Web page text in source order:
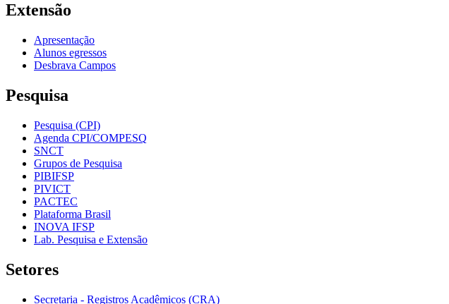
Extensão
Apresentação
Alunos egressos
Desbrava Campos
Pesquisa
Pesquisa (CPI)
Agenda CPI/COMPESQ
SNCT
Grupos de Pesquisa
PIBIFSP
PIVICT
PACTEC
Plataforma Brasil
INOVA IFSP
Lab. Pesquisa e Extensão
Setores
Secretaria - Registros Acadêmicos (CRA)